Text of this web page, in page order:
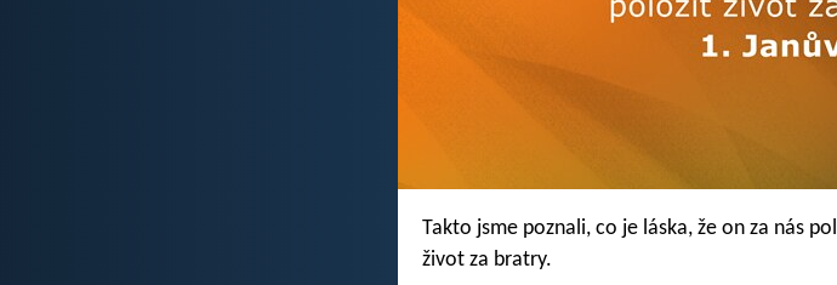
Takto jsme poznali, co je láska, že on za nás
život za bratry.